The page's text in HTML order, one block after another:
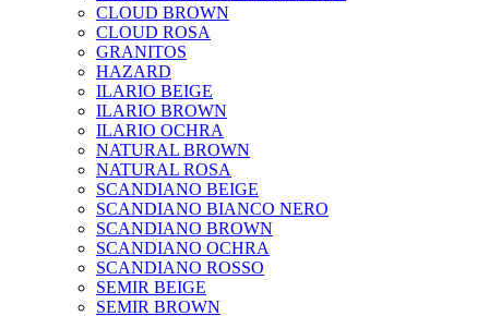
CLOUD BROWN
CLOUD ROSA
GRANITOS
HAZARD
ILARIO BEIGE
ILARIO BROWN
ILARIO OCHRA
NATURAL BROWN
NATURAL ROSA
SCANDIANO BEIGE
SCANDIANO BIANCO NERO
SCANDIANO BROWN
SCANDIANO OCHRA
SCANDIANO ROSSO
SEMIR BEIGE
SEMIR BROWN